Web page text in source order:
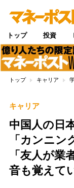
トップ 投資
トップ キャリア
キャリア
中国人の日
「カンニ
「友人が業
音も覚えて